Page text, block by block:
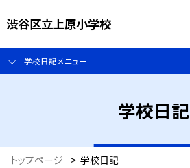
渋谷区立上原小学校
学校日記メニュー
学校日記
トップページ > 学校日記